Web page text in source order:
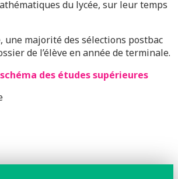
du lycée, sur leur temps
une majorité des sélections postbac
de l’élève en année de terminale.
des études supérieures